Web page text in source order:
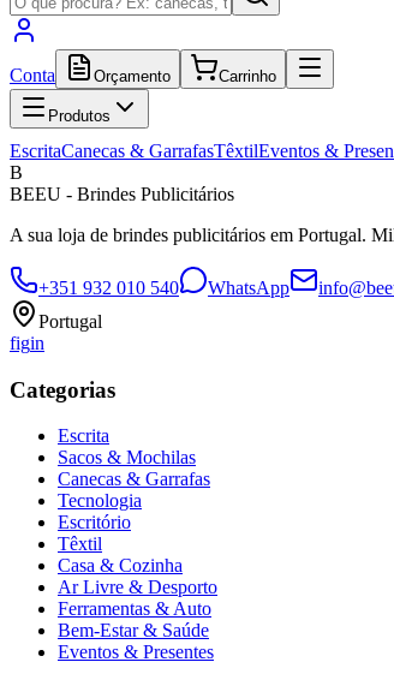
Conta Orçamento Carrinho
Produtos
EscritaCanecas & GarrafasTêxtilEventos &
B
BEEU - Brindes Publicitários
A sua loja de brindes publicitários em Portugal.
+351 932 010 540 WhatsApp
Portugal
figin
Categorias
Escrita
Sacos & Mochilas
Canecas & Garrafas
Tecnologia
Escritório
Têxtil
Casa & Cozinha
Ar Livre & Desporto
Ferramentas & Auto
Bem-Estar & Saúde
Eventos & Presentes